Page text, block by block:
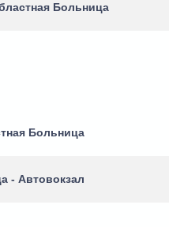
Больница
Больница
- Автовокзал